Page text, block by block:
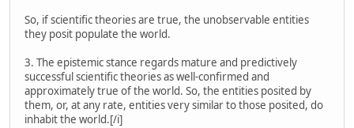
So, if scientific theories are true, the unobservable entities
they posit populate the world.
3. The epistemic stance regards mature and predictively
successful scientific theories as well-confirmed and
approximately true of the world. So, the entities posited by
them, or, at any rate, entities very similar to those posited, do
inhabit the world.[/i]